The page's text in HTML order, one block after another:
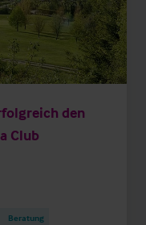
den
Club
Beratung